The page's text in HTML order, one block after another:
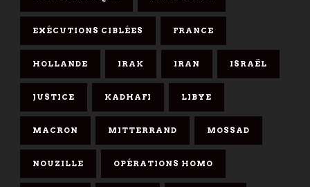
EXÉCUTIONS CIBLÉES FRANCE
HOLLANDE IRAK IRAN ISRAËL
JUSTICE KADHAFI LIBYE
MACRON MITTERRAND MOSSAD
NOUZILLE OPÉRATIONS HOMO